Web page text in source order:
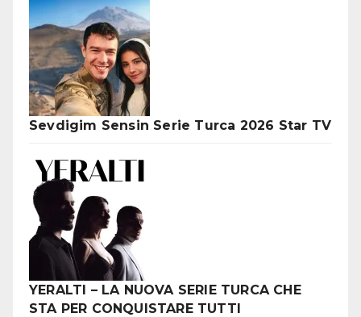
Sevdigim Sensin Serie Turca 2026 Star TV
YERALTI – LA NUOVA SERIE TURCA CHE
STA PER CONQUISTARE TUTTI